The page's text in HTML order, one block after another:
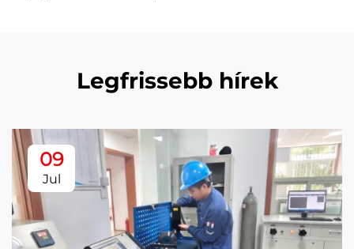
Legfrissebb hírek
09
Jul